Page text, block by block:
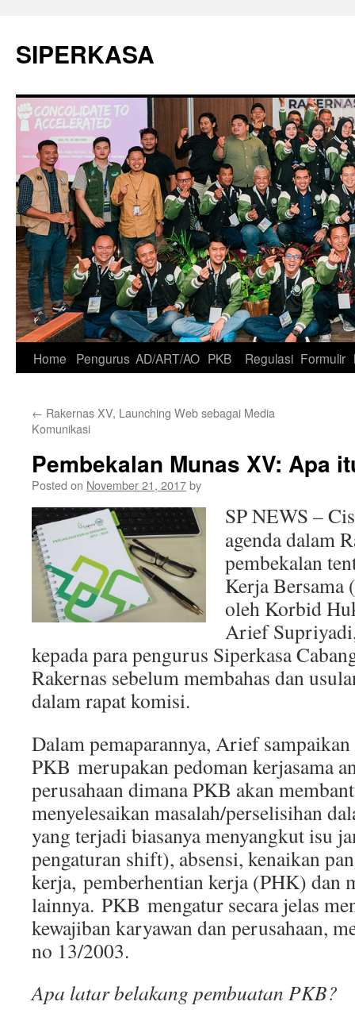
SIPERKASA
Skip
content
Home Pengurus AD/ART/AO PKB Regulasi Formulir
← Rakernas XV, Launching Web sebagai Media
Komunikasi
Pembekalan Munas XV: Apa
Posted on November 21, 2017by
SP NEWS –
agenda dalam
pembekalan
Kerja Bersama
oleh Korbid
Arief
kepada para pengurus Siperkasa
Rakernas sebelum membahas dan
dalam rapat komisi.
Dalam pemaparannya, Arief sampaikan
PKB merupakan pedoman kerjasama
perusahaan dimana PKB akan
menyelesaikan masalah/perselisihan
yang terjadi biasanya menyangkut isu
pengaturan shift), absensi, kenaikan
kerja, pemberhentian kerja (PHK) dan
lainnya. PKB mengatur secara jelas
kewajiban karyawan dan perusahaan,
no 13/2003.
Apa latar belakang pembuatan PKB?